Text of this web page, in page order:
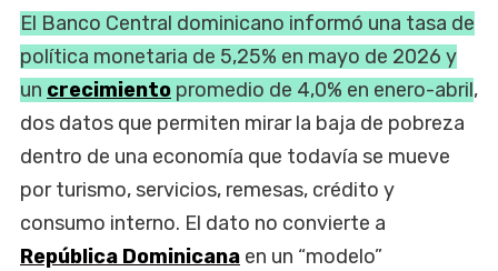
El Banco Central dominicano informó una tasa de
política monetaria de 5,25% en mayo de 2026 y
un crecimiento promedio de 4,0% en enero-abril,
dos datos que permiten mirar la baja de pobreza
dentro de una economía que todavía se mueve
por turismo, servicios, remesas, crédito y
consumo interno. El dato no convierte a
República Dominicana en un “modelo”